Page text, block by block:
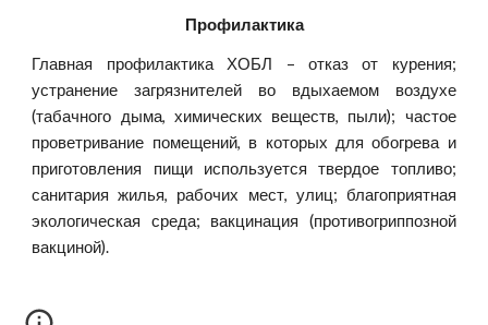
Профилактика
Главная профилактика ХОБЛ – отказ от курения;
устранение загрязнителей во вдыхаемом воздухе
(табачного дыма, химических веществ, пыли); частое
проветривание помещений, в которых для обогрева и
приготовления пищи используется твердое топливо;
санитария жилья, рабочих мест, улиц; благоприятная
экологическая среда; вакцинация (противогриппозной
вакциной).